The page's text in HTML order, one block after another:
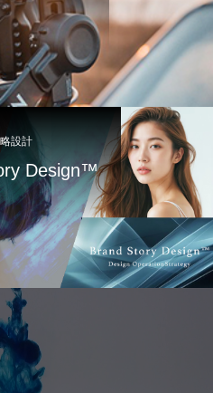
設計
Design™